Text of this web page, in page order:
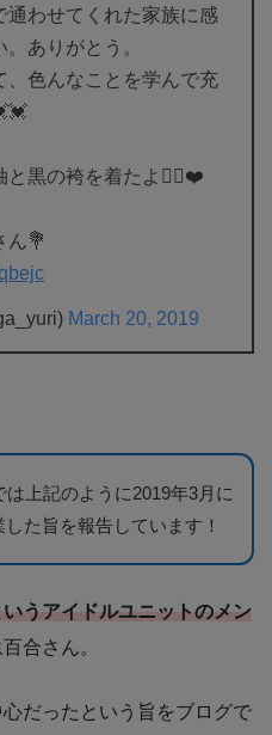
通わせてくれた家族に感
ありがとう。
、色んなことを学んで充
と黒の袴を着たよ🙆‍♂️❤️
ん💐
March 20, 2019
は上記のように2019年3月に
た旨を報告しています！
いうアイドルユニットのメン
合さん。
だったという旨をブログで